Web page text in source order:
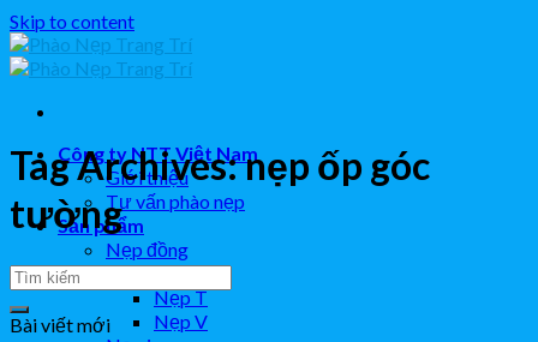
Skip to content
Công ty NTT Việt Nam
Giới thiệu
Tư vấn phào nẹp
Sản phẩm
Nẹp đồng
Nẹp L
Nẹp T
Nẹp V
Tag Archives:nẹp ốp góc
tường
Bài viết mới